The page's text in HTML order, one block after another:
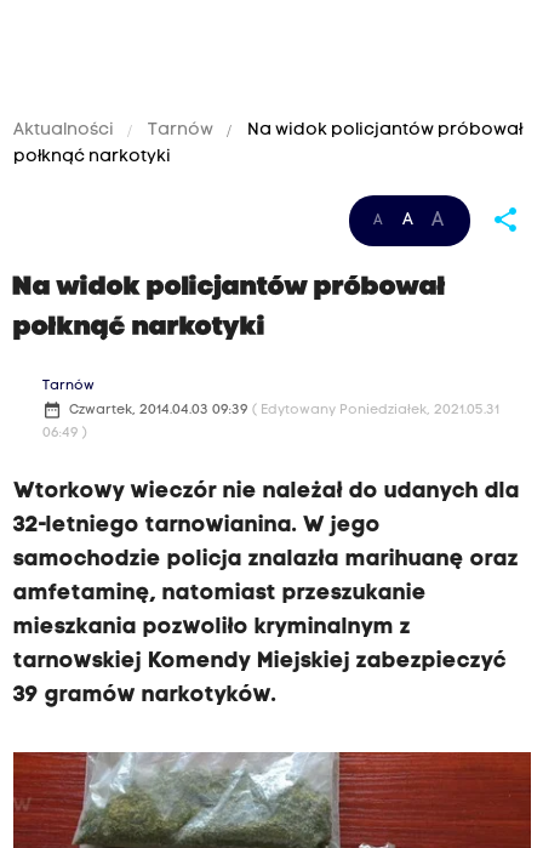
Aktualności Tarnów
Na widok policjantów próbował
połknąć narkotyki
A A A share
Na widok policjantów próbował
połknąć narkotyki
Tarnów
date_range Czwartek, 2014.04.03 09:39 ( Edytowany Poniedziałek, 2021.05.31
06:49 )
Wtorkowy wieczór nie należał do udanych dla
32-letniego tarnowianina. W jego
samochodzie policja znalazła marihuanę oraz
amfetaminę, natomiast przeszukanie
mieszkania pozwoliło kryminalnym z
tarnowskiej Komendy Miejskiej zabezpieczyć
39 gramów narkotyków.